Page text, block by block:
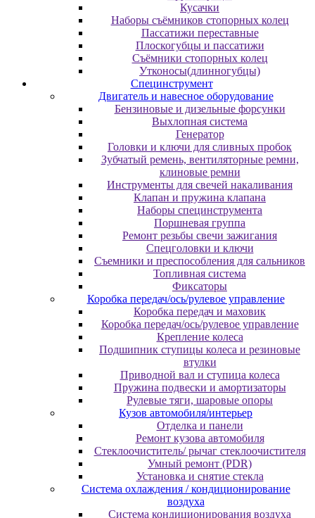
Кусачки
Наборы съёмников стопорных колец
Пассатижи переставные
Плоскогубцы и пассатижи
Съёмники стопорных колец
Утконосы(длинногубцы)
Специнструмент
Двигатель и навесное оборудование
Бензиновые и дизельные форсунки
Выхлопная система
Генератор
Головки и ключи для сливных пробок
Зубчатый ремень, вентиляторные ремни,
клиновые ремни
Инструменты для свечей накаливания
Клапан и пружина клапана
Наборы специнструмента
Поршневая группа
Ремонт резьбы свечи зажигания
Спецголовки и ключи
Съемники и преспособления для сальников
Топливная система
Фиксаторы
Коробка передач/ось/рулевое управление
Коробка передач и маховик
Коробка передач/ось/рулевое управление
Крепление колеса
Подшипник ступицы колеса и резиновые
втулки
Приводной вал и ступица колеса
Пружина подвески и амортизаторы
Рулевые тяги, шаровые опоры
Кузов автомобиля/интерьер
Отделка и панели
Ремонт кузова автомобиля
Стеклоочиститель/ рычаг стеклоочистителя
Умный ремонт (PDR)
Установка и снятие стекла
Система охлаждения / кондиционирование
воздуха
Система кондиционирования воздуха